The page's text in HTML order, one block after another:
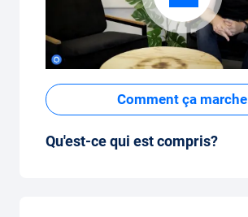
Comment ça marche
Qu'est-ce qui est compris?